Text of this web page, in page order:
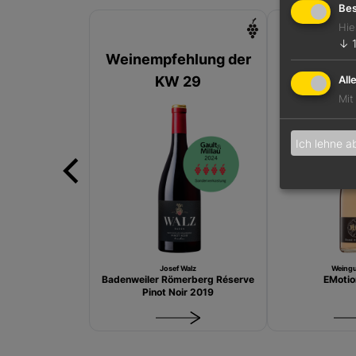
Weinempfehlung der
KW 29
Josef Walz
Badenweiler Römerberg Réserve
Pinot Noir 2019
↓ 1
Ich lehne